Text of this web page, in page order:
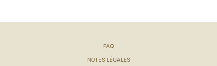
FAQ
NOTES LÉGALES